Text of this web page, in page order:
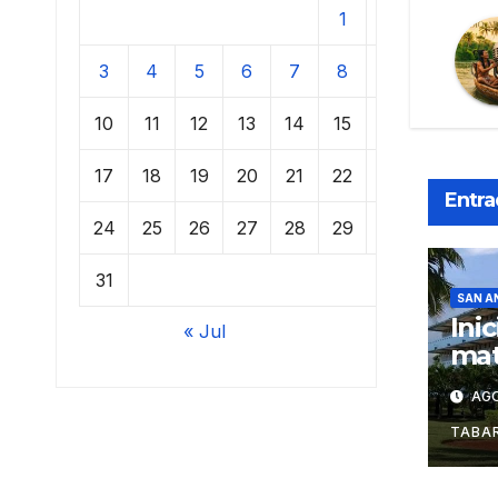
1
3 4 5 6 7 8
10 11 12 13 14 15
17 18 19 20 21 22
24 25 26 27 28 29
31
« Jul
SAN